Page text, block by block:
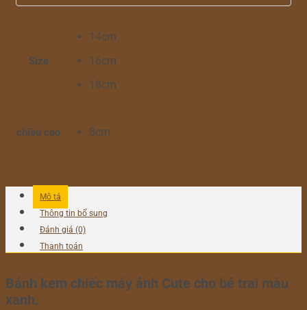
Size
14cm
16cm
18cm
chiều cao 8cm
Mô tả
Thông tin bổ sung
Đánh giá (0)
Thanh toán
Bánh kem chiếc máy ảnh Cute cho bé trai màu
xanh.